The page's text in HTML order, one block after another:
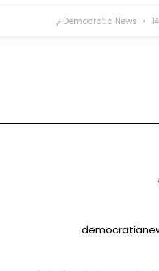
Democratia News